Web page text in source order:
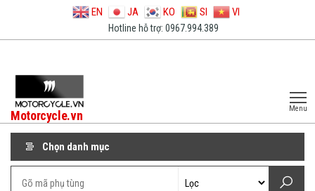
EN JA KO SI VI
Hotline hỗ trợ: 0967.994.389
Motorcycle.vn Menu
Chọn danh mục